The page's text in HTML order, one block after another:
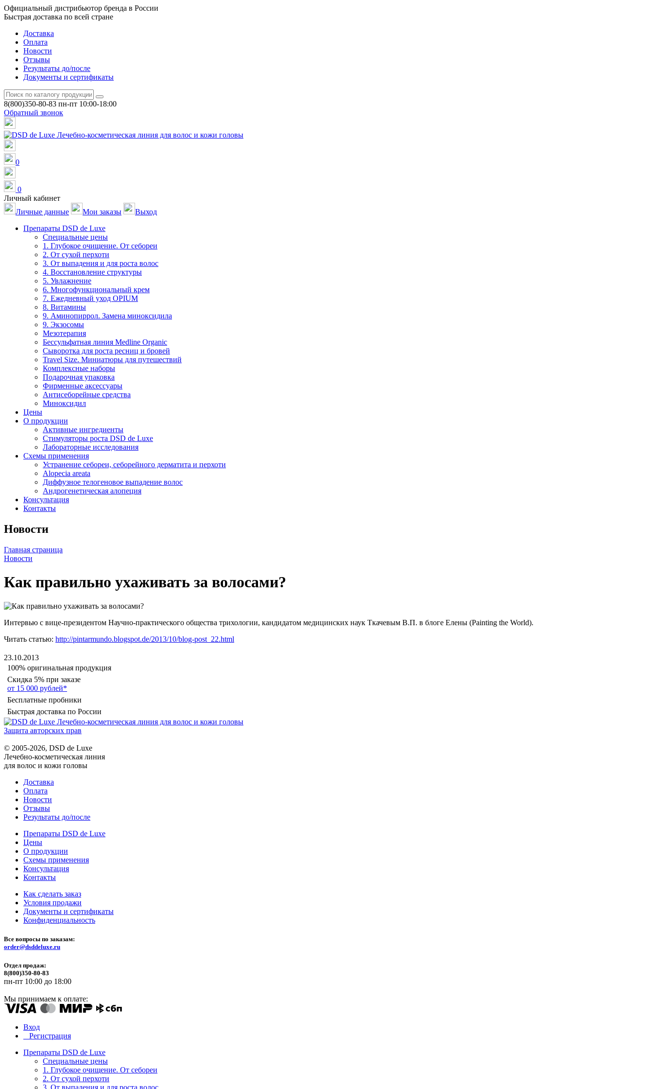
Официальный дистрибьютор бренда в России
Быстрая доставка по всей стране
Доставка
Оплата
Новости
Отзывы
Результаты до/после
Документы и сертификаты
8(800)350-80-83 пн-пт 10:00-18:00
Обратный звонок
0
0
Личный кабинет
Личные данные
Мои заказы
Выход
Препараты DSD de Luxe
Специальные цены
1. Глубокое очищение. От себореи
2. От сухой перхоти
3. От выпадения и для роста волос
4. Восстановление структуры
5. Увлажнение
6. Многофункциональный крем
7. Ежедневный уход OPIUM
8. Витамины
9. Аминопиррол. Замена миноксидила
9. Экзосомы
Мезотерапия
Бессульфатная линия Medline Organic
Сыворотка для роста ресниц и бровей
Travel Size. Миниатюры для путешествий
Комплексные наборы
Подарочная упаковка
Фирменные аксессуары
Антисеборейные средства
Миноксидил
Цены
О продукции
Активные ингредиенты
Стимуляторы роста DSD de Luxe
Лабораторные исследования
Схемы применения
Устранение себореи, себорейного дерматита и перхоти
Alopecia areata
Диффузное телогеновое выпадение волос
Андрогенетическая алопеция
Консультация
Контакты
Новости
Главная страница
Новости
Как правильно ухаживать за волосами?
Интервью с вице-президентом Научно-практического общества трихологии, кандидатом медицинских наук Ткачевым В.П. в блоге Елены (Painting the World).
Читать статью: http://pintarmundo.blogspot.de/2013/10/blog-post_22.html
23.10.2013
100% оригинальная продукция
Скидка 5% при заказе
от 15 000 рублей*
Бесплатные пробники
Быстрая доставка по России
Защита авторских прав
© 2005-2026, DSD de Luxe
Лечебно-косметическая линия
для волос и кожи головы
Доставка
Оплата
Новости
Отзывы
Результаты до/после
Препараты DSD de Luxe
Цены
О продукции
Схемы применения
Консультация
Контакты
Как сделать заказ
Условия продажи
Документы и сертификаты
Конфиденциальность
Все вопросы по заказам:
order@dsddeluxe.ru
Отдел продаж:
8(800)350-80-83
пн-пт 10:00 до 18:00
Мы принимаем к оплате:
Вход
Регистрация
Препараты DSD de Luxe
Специальные цены
1. Глубокое очищение. От себореи
2. От сухой перхоти
3. От выпадения и для роста волос